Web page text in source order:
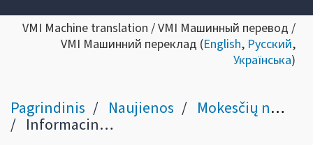
VMI Machine translation / VMI Машинный перевод /
VMI Машинний переклад (English, Русский,
Українська)
Pagrindinis Naujienos Mokesčių naujienos
Informacinis pranešimas dėl 2025 m. birželio 19 d. įsakymo Nr. VA-57 „Dėl VMI prie FM viršininko 2023 m. lapkričio 17 d. įsakymo Nr. VA-84 „Dėl dalies gyventojų pajamų mokesčio sumos pervedimo pagal Lietuvos Respublikos gyventojų pajamų mokesčio įstatymą paramos gavėjams ir politinėms organizacijoms tvarkos aprašo patvirtinimo“ pakeitimo